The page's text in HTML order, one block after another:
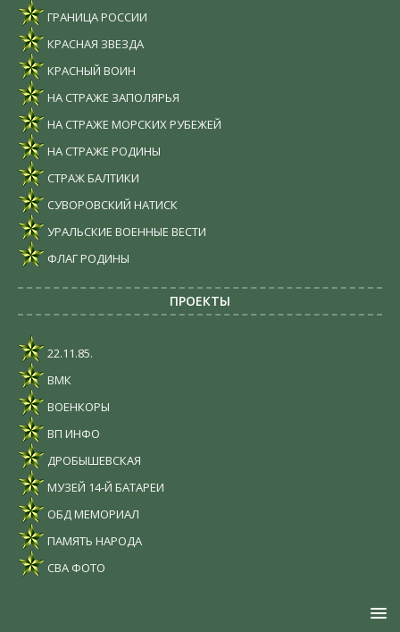
ГРАНИЦА РОССИИ
КРАСНАЯ ЗВЕЗДА
КРАСНЫЙ ВОИН
НА СТРАЖЕ ЗАПОЛЯРЬЯ
НА СТРАЖЕ МОРСКИХ РУБЕЖЕЙ
НА СТРАЖЕ РОДИНЫ
СТРАЖ БАЛТИКИ
СУВОРОВСКИЙ НАТИСК
УРАЛЬСКИЕ ВОЕННЫЕ ВЕСТИ
ФЛАГ РОДИНЫ
ПРОЕКТЫ
22.11.85.
ВМК
ВОЕНКОРЫ
ВП ИНФО
ДРОБЫШЕВСКАЯ
МУЗЕЙ 14-Й БАТАРЕИ
ОБД МЕМОРИАЛ
ПАМЯТЬ НАРОДА
СВА ФОТО